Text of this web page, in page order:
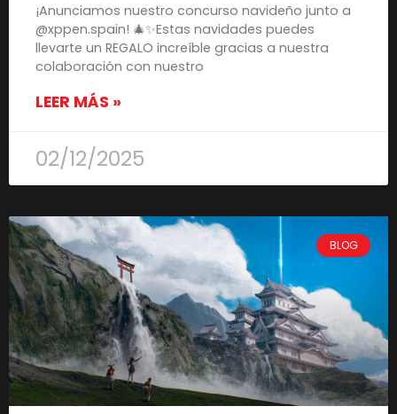
¡Anunciamos nuestro concurso navideño junto a
@xppen.spain! 🎄✨Estas navidades puedes
llevarte un REGALO increíble gracias a nuestra
colaboración con nuestro
LEER MÁS »
02/12/2025
BLOG